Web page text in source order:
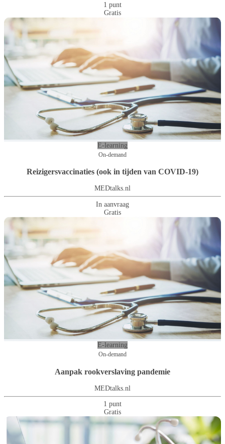
1 punt
Gratis
E-learning
On-demand
Reizigersvaccinaties (ook in tijden van COVID-19)
MEDtalks.nl
In aanvraag
Gratis
E-learning
On-demand
Aanpak rookverslaving pandemie
MEDtalks.nl
1 punt
Gratis